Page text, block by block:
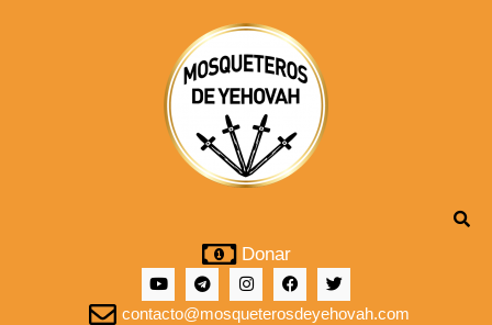
Donar
contacto@mosqueterosdeyehovah.com